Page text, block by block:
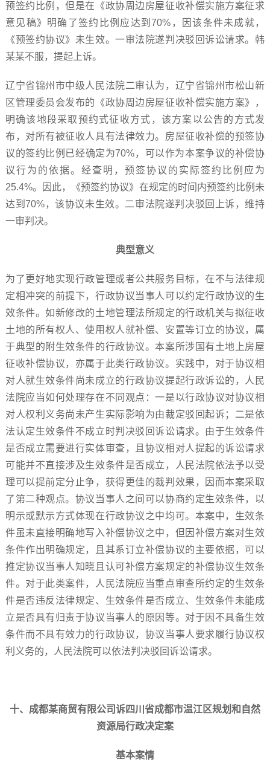
预签约比例，但是在《政协周边房屋征收补偿实施方案征求
意见稿》明确了签约比例应达到70%，因该条件未成就，
《预签约协议》未生效。一审法院遂判决驳回诉讼请求。韩
某某不服，提起上诉。
辽宁省锦州市中级人民法院二审认为，辽宁省锦州市松山新
区管理委员会发布的《政协周边房屋征收补偿实施方案》，
明确该地段采取预约式征收方式，该方案以公告的方式发
布，对所有被征收人具有法律效力。房屋征收补偿的预签协
议的签约比例已经确定为70%，可以作为本案争议的补偿协
议行为的依据。经查明，预签协议的实际签约比例应为
25.4%。因此，《预签约协议》在规定的时间内预签约比例未
达到70%，该协议未生效。二审法院遂判决驳回上诉，维持
一审判决。
典型意义
为了更好地实现行政管理或者公共服务目标，在不与法律规
定相冲突的前提下，行政协议当事人可以约定行政协议的生
效条件。如新修改的土地管理法所规定的行政机关与拟征收
土地的所有权人、使用权人就补偿、安置等订立的协议，属
于典型的附生效条件的行政协议。本案所涉国有土地上房屋
征收补偿协议，亦属于此类行政协议。实践中，对于协议相
对人就生效条件尚未成立的行政协议提起行政诉讼的，人民
法院应当如何处理存在不同观点：一是以行政协议对协议相
对人权利义务尚未产生实际影响为由裁定驳回起诉；二是依
法认定生效条件不成立时判决驳回诉讼请求。由于生效条件
是否成立需要进行实体审查，且协议相对人提起的诉讼请求
可能并不直接涉及生效条件是否成立，人民法院依法予以受
理可以提前定分止争，获得更佳的裁判效果，因而本案采取
了第二种观点。协议当事人之间可以协商约定生效条件，以
明示或默示方式体现在行政协议之中均可。本案中，生效条
件虽未直接明确地写入补偿协议之中，但因补偿方案对生效
条件作出明确规定，且其系订立补偿协议的主要依据，可以
推定协议当事人知晓且认可补偿方案规定的补偿协议生效条
件。对于此类案件，人民法院应当重点审查所约定的生效条
件是否违反法律规定、生效条件是否成立、生效条件未能成
立是否具有归责于协议当事人的原因等。对于因不具备生效
条件而不具有效力的行政协议，协议当事人要求履行协议权
利义务的，人民法院可以依法判决驳回诉讼请求。
十、成都某商贸有限公司诉四川省成都市温江区规划和自然
资源局行政决定案
基本案情